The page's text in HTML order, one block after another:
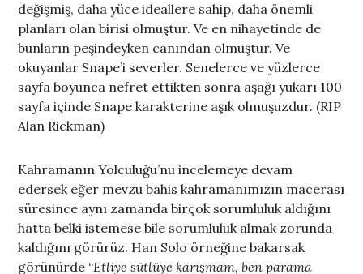
değişmiş, daha yüce ideallere sahip, daha önemli
planları olan birisi olmuştur. Ve en nihayetinde de
bunların peşindeyken canından olmuştur. Ve
okuyanlar Snape’i severler. Senelerce ve yüzlerce
sayfa boyunca nefret ettikten sonra aşağı yukarı 100
sayfa içinde Snape karakterine aşık olmuşuzdur. (RIP
Alan Rickman)
Kahramanın Yolculuğu’nu incelemeye devam
edersek eğer mevzu bahis kahramanımızın macerası
süresince aynı zamanda birçok sorumluluk aldığını
hatta belki istemese bile sorumluluk almak zorunda
kaldığını görürüz. Han Solo örneğine bakarsak
görünürde “Etliye sütlüye karışmam, ben parama